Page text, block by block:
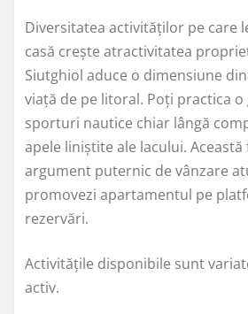
Diversitatea activităților pe care
casă crește atractivitatea
Siutghiol aduce o dimensiune
viață de pe litoral. Poți practica o
sporturi nautice chiar lângă
apele liniștite ale lacului.
argument puternic de vânzare
promovezi apartamentul pe
rezervări.
Activitățile disponibile sunt
activ.